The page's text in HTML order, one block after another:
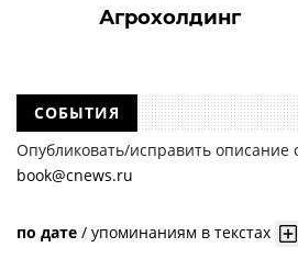
Агрохолдинг
СОБЫТИЯ
Опубликовать/исправить
book@cnews.ru
по дате / упоминаниям в текстах